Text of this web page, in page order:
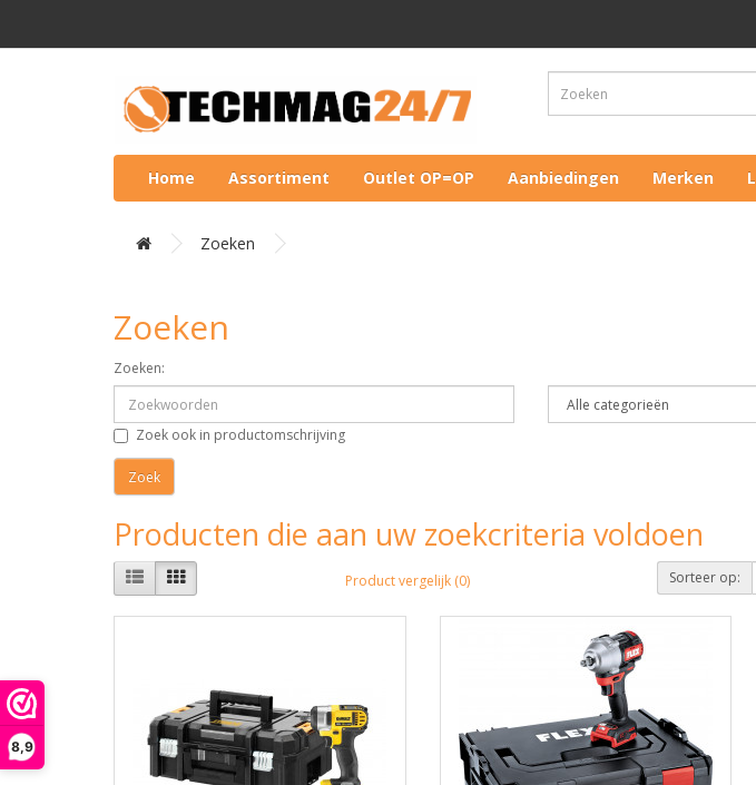
8,9
Home Assortiment Outlet OP=OP Aanbiedingen Merken
Zoeken
Zoeken
Zoeken:
Zoek ook in productomschrijving
Producten die aan uw zoekcriteria voldoen
Product vergelijk (0) Sorteer op: